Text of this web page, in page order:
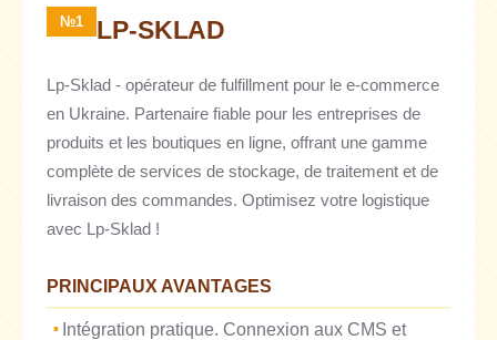
№1 LP-SKLAD
Lp-Sklad - opérateur de fulfillment pour le e-commerce
en Ukraine. Partenaire fiable pour les entreprises de
produits et les boutiques en ligne, offrant une gamme
complète de services de stockage, de traitement et de
livraison des commandes. Optimisez votre logistique
avec Lp-Sklad !
PRINCIPAUX AVANTAGES
Intégration pratique. Connexion aux CMS et